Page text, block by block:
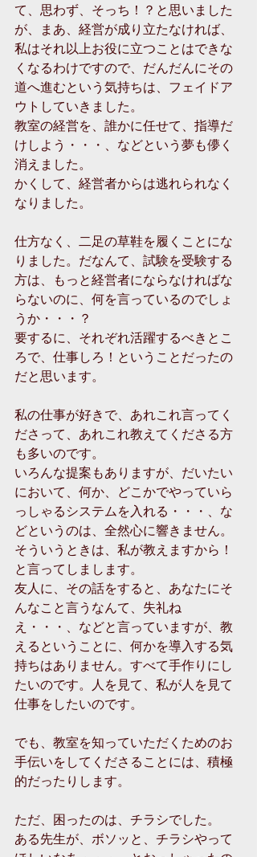
て、思わず、そっち！？と思いました
が、まあ、経営が成り立たなければ、
私はそれ以上お役に立つことはできな
くなるわけですので、だんだんにその
道へ進むという気持ちは、フェイドア
ウトしていきました。
教室の経営を、誰かに任せて、指導だ
けしよう・・・、などという夢も儚く
消えました。
かくして、経営者からは逃れられなく
なりました。
仕方なく、二足の草鞋を履くことにな
りました。だなんて、試験を受験する
方は、もっと経営者にならなければな
らないのに、何を言っているのでしょ
うか・・・？
要するに、それぞれ活躍するべきとこ
ろで、仕事しろ！ということだったの
だと思います。
私の仕事が好きで、あれこれ言ってく
ださって、あれこれ教えてくださる方
も多いのです。
いろんな提案もありますが、だいたい
において、何か、どこかでやっていら
っしゃるシステムを入れる・・・、な
どというのは、全然心に響きません。
そういうときは、私が教えますから！
と言ってしまします。
友人に、その話をすると、あなたにそ
んなこと言うなんて、失礼ね
え・・・、などと言っていますが、教
えるということに、何かを導入する気
持ちはありません。すべて手作りにし
たいのです。人を見て、私が人を見て
仕事をしたいのです。
でも、教室を知っていただくためのお
手伝いをしてくださることには、積極
的だったりします。
ただ、困ったのは、チラシでした。
ある先生が、ボソッと、チラシやって